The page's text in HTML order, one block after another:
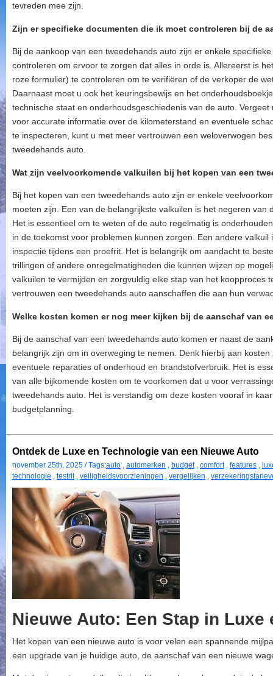
tevreden mee zijn.
Zijn er specifieke documenten die ik moet controleren bij de
Bij de aankoop van een tweedehands auto zijn er enkele
controleren om ervoor te zorgen dat alles in orde is. Allereerst is
roze formulier) te controleren om te verifiëren of de verkoper de
Daarnaast moet u ook het keuringsbewijs en het
technische staat en onderhoudsgeschiedenis van de auto.
voor accurate informatie over de kilometerstand en eventuele
te inspecteren, kunt u met meer vertrouwen een weloverwogen
tweedehands auto.
Wat zijn veelvoorkomende valkuilen bij het kopen van een
Bij het kopen van een tweedehands auto zijn er enkele
moeten zijn. Een van de belangrijkste valkuilen is het negeren van
Het is essentieel om te weten of de auto regelmatig is
in de toekomst voor problemen kunnen zorgen. Een andere
inspectie tijdens een proefrit. Het is belangrijk om aandacht te
trillingen of andere onregelmatigheden die kunnen wijzen op
valkuilen te vermijden en zorgvuldig elke stap van het koopproces
vertrouwen een tweedehands auto aanschaffen die aan hun
Welke kosten komen er nog meer kijken bij de aanschaf van
Bij de aanschaf van een tweedehands auto komen er naast de
belangrijk zijn om in overweging te nemen. Denk hierbij aan
eventuele reparaties of onderhoud en brandstofverbruik. Het is
van alle bijkomende kosten om te voorkomen dat u voor
tweedehands auto. Het is verstandig om deze kosten vooraf in
budgetplanning.
Ontdek de Luxe en Technologie van een Nieuwe Auto
november 25th, 2025 / Tags:auto , automerken , budget, comfort, features ,
technologie , testrit, veiligheidsvoorzieningen , vergelijken ,
Nieuwe Auto: Een Stap in Luxe
Het kopen van een nieuwe auto is voor velen een spannende
een upgrade van je huidige auto, de aanschaf van een nieuwe